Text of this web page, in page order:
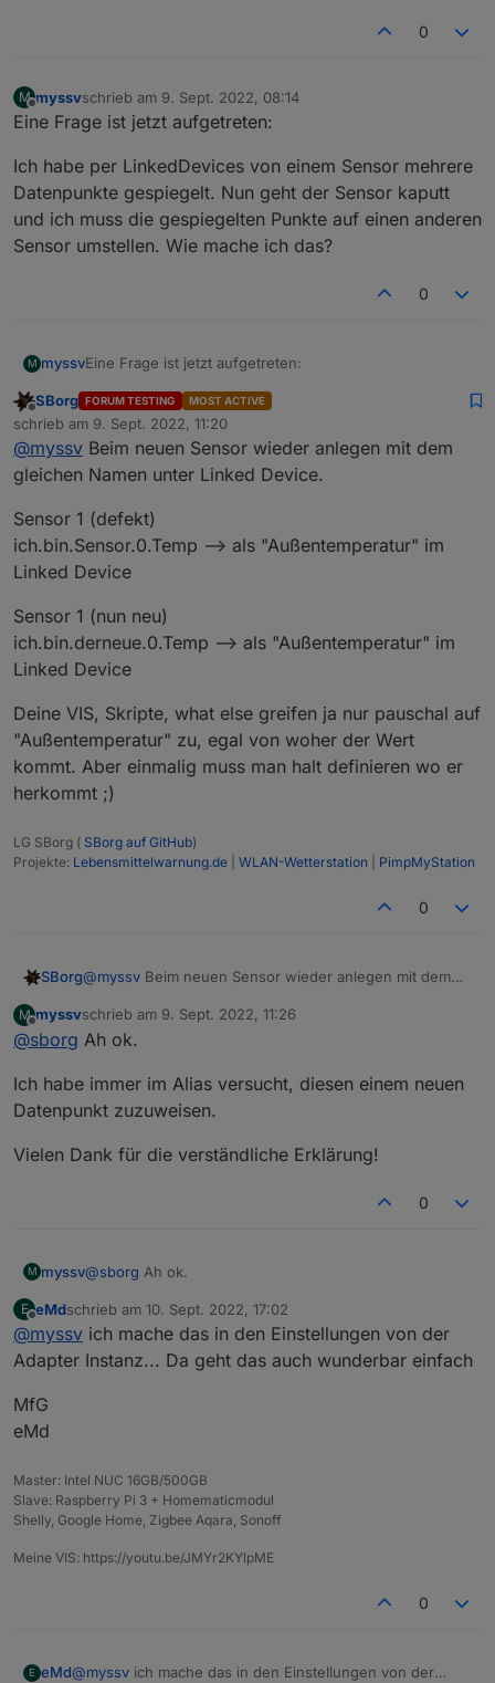
umzustellen, die Option habe ich bei mir nicht:
Was kann ich tun? Alles im Stable Release.
0
M
Offline
myssvschrieb am 9. Sept. 2022, 08:14
zuletzt editiert von
Eine Frage ist jetzt aufgetreten:
Ich habe per LinkedDevices von einem Sensor mehrere
Datenpunkte gespiegelt. Nun geht der Sensor kaputt
und ich muss die gespiegelten Punkte auf einen anderen
Sensor umstellen. Wie mache ich das?
0
M myssvEine Frage ist jetzt aufgetreten:
Ich habe per LinkedDevices von einem Sensor mehrere
Datenpunkte gespiegelt. Nun geht der Sensor kaputt
und ich muss die gespiegelten Punkte auf einen
anderen Sensor umstellen. Wie mache ich das?
Offline
SBorg FORUM TESTING MOST ACTIVE
schrieb am 9. Sept. 2022, 11:20
zuletzt editiert von
@myssv Beim neuen Sensor wieder anlegen mit dem
gleichen Namen unter Linked Device.
Sensor 1 (defekt)
ich.bin.Sensor.0.Temp --> als "Außentemperatur" im
Linked Device
Sensor 1 (nun neu)
ich.bin.derneue.0.Temp --> als "Außentemperatur" im
Linked Device
Deine VIS, Skripte, what else greifen ja nur pauschal auf
"Außentemperatur" zu, egal von woher der Wert
kommt. Aber einmalig muss man halt definieren wo er
herkommt ;)
LG SBorg ( SBorg auf GitHub)
Projekte: Lebensmittelwarnung.de WLAN-Wetterstation PimpMyStation
0
SBorg@myssv Beim neuen Sensor wieder anlegen mit dem
Sensor 1 (defekt)
ich.bin.Sensor.0.Temp --> als "Außentemperatur" im
ich.bin.derneue.0.Temp --> als "Außentemperatur" im
Linked Device
Deine VIS, Skripte, what else greifen ja nur pauschal auf
Aber einmalig muss man halt definieren wo er herkommt
M
Offline
myssvschrieb am 9. Sept. 2022, 11:26
zuletzt editiert von
@sborg Ah ok.
Ich habe immer im Alias versucht, diesen einem neuen
Datenpunkt zuzuweisen.
Vielen Dank für die verständliche Erklärung!
0
M myssv@sborg Ah ok.
Ich habe immer im Alias versucht, diesen einem neuen
Datenpunkt zuzuweisen.
Vielen Dank für die verständliche Erklärung!
E eMdschrieb am 10. Sept. 2022, 17:02
zuletzt editiert von
@myssv ich mache das in den Einstellungen von der
Adapter Instanz... Da geht das auch wunderbar einfach
MfG
eMd
Master: Intel NUC 16GB/500GB
Slave: Raspberry Pi 3 + Homematicmodul
Shelly, Google Home, Zigbee Aqara, Sonoff
Meine VIS: https://youtu.be/JMYr2KYlpME
0
E eMd@myssv ich mache das in den Einstellungen von der